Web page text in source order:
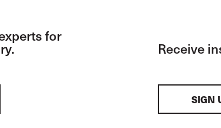
for
Receive
SIGN